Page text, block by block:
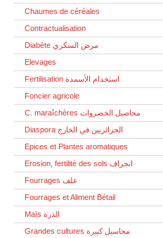
Chaumes de céréales
Contractualisation
Diabète مرض السكري
Elevages
Fertilisation استخدام الأسمدة
Foncier agricole
C. maraîchères محاصيل الخضروات
Diaspora الجزائريين في الخارج
Epices et Plantes aromatiques
Erosion, fertilité des sols انجراف
Fourrages علف
Fourrages et Aliment Bétail
Maïs الذرة
Grandes cultures محاسيل كبيرة